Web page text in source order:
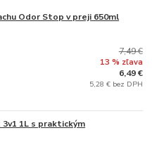
Odor Stop v preji 650ml
7,49 €
13 % zľava
6,49 €
5,28 € bez DPH
1L s praktickým